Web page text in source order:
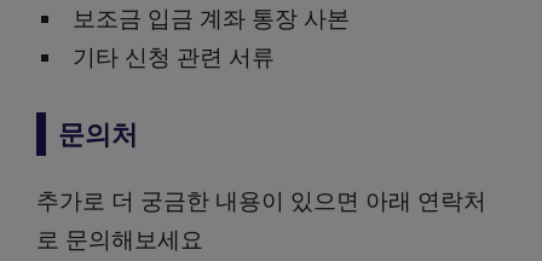
보조금 입금 계좌 통장 사본
기타 신청 관련 서류
문의처
추가로 더 궁금한 내용이 있으면 아래 연락처
로 문의해보세요